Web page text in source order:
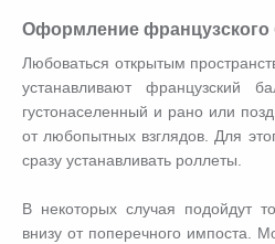
Оформление французского
Любоваться открытым
устанавливают французский
густонаселенный и рано или
от любопытных взглядов. Для
сразу устанавливать роллеты.
В некоторых случая подойдут
внизу от поперечного импоста.